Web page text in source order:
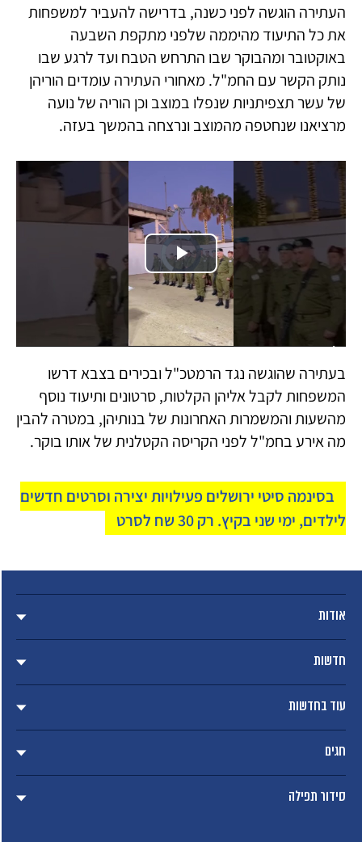
העתירה הוגשה לפני כשנה, בדרישה להעביר למשפחות
את כל התיעוד מהיממה שלפני מתקפת השבעה
באוקטובר ומהבוקר שבו התרחש הטבח ועד לרגע שבו
נותק הקשר עם החמ"ל. מאחורי העתירה עומדים הוריהן
של עשר תצפיתניות שנפלו במוצב וכן הוריה של נועה
מרציאנו שנחטפה מהמוצב ונרצחה בהמשך בעזה.
Video
Player
is
loading.
Play
Video
בעתירה שהוגשה נגד הרמטכ"ל ובכירים בצבא דרשו
המשפחות לקבל אליהן הקלטות, סרטונים ותיעוד נוסף
מהשעות והמשמרות האחרונות של בנותיהן, במטרה להבין
מה אירע בחמ"ל לפני הקריסה הקטלנית של אותו בוקר.
בסינמה סיטי ירושלים פעילויות יצירה וסרטים חדשים
לילדים, ימי שני בקיץ. רק 30 שח לסרט
אודות
חדשות
עוד בחדשות
חגים
סידור תפילה